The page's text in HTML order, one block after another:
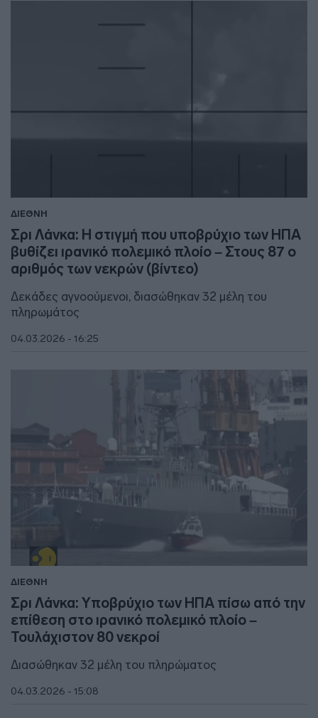
ΔΙΕΘΝΗ
Σρι Λάνκα: Η στιγμή που υποβρύχιο των ΗΠΑ
βυθίζει ιρανικό πολεμικό πλοίο – Στους 87 ο
αριθμός των νεκρών (βίντεο)
Δεκάδες αγνοούμενοι, διασώθηκαν 32 μέλη του
πληρωμάτος
04.03.2026 - 16:25
ΔΙΕΘΝΗ
Σρι Λάνκα: Υποβρύχιο των ΗΠΑ πίσω από την
επίθεση στο ιρανικό πολεμικό πλοίο –
Τουλάχιστον 80 νεκροί
Διασώθηκαν 32 μέλη του πληρώματος
04.03.2026 - 15:08